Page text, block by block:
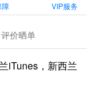
障 VIP服务
评价晒单
iTunes，新西兰